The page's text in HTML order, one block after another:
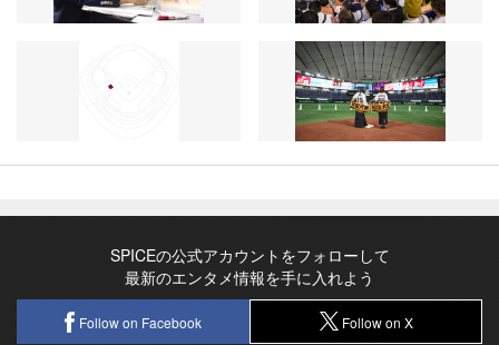
SPICEの公式アカウントをフォローして
最新のエンタメ情報を手に入れよう
Follow on Facebook Follow on X